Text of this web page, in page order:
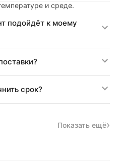
и среде.
подойдёт к моему
срок?
Показать ещё